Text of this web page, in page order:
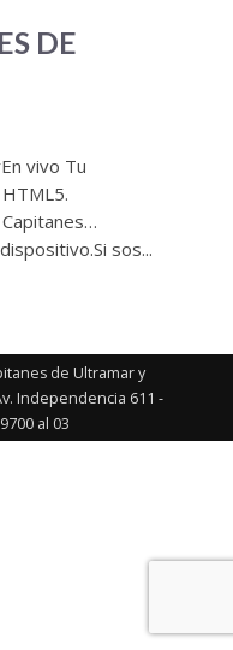
DE
vivo Tu
sos...
de Ultramar y
Independencia 611 -
al 03